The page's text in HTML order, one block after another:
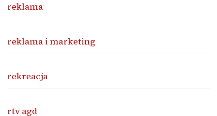
reklama
reklama i marketing
rekreacja
rtv agd